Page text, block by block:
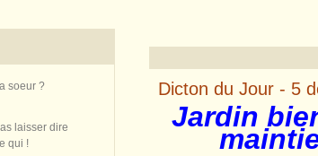
soeur ?
laisser dire
qui !
Dicton du Jour - 5
Jardin